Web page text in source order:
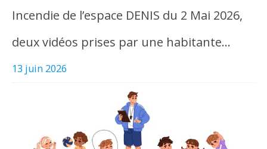
Incendie de l’espace DENIS du 2 Mai 2026,
deux vidéos prises par une habitante…
13 juin 2026